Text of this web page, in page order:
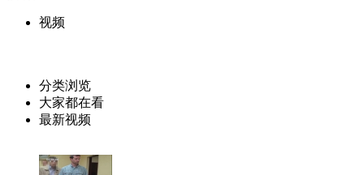
视频
分类浏览
大家都在看
最新视频